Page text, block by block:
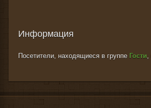
Информация
Посетители, находящиеся в группе Гости,